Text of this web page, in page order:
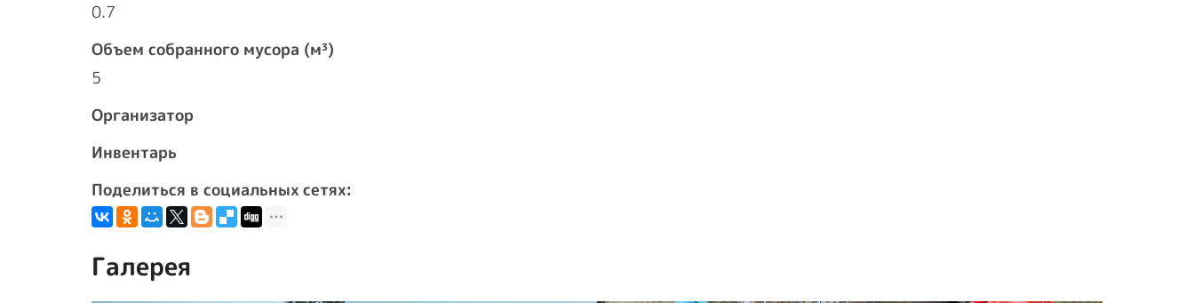
0.7
Объем собранного мусора (м³)
5
Организатор
Инвентарь
Поделиться в социальных сетях:
Галерея